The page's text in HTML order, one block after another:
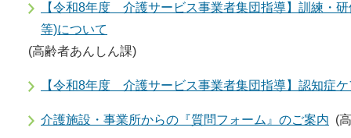
【令和8年度 介護サービス事業者集団指導】訓練・
等)について
(高齢者あんしん課)
【令和8年度 介護サービス事業者集団指導】認知症
介護施設・事業所からの『質問フォーム』のご案内 (